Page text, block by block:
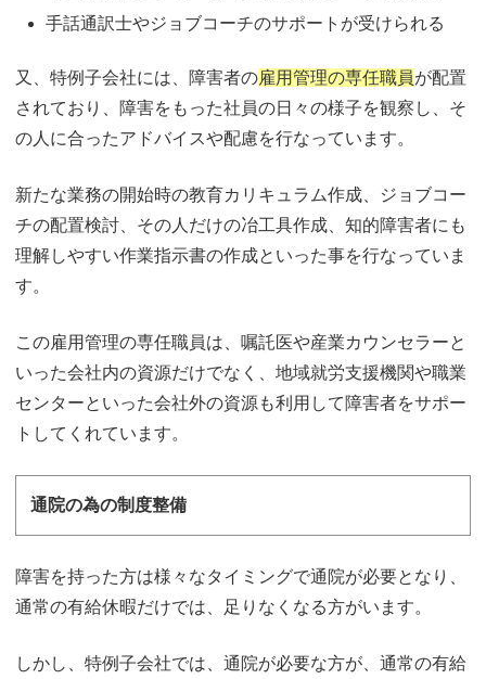
手話通訳士やジョブコーチのサポートが受けられる
又、特例子会社には、障害者の雇用管理の専任職員が配置
されており、障害をもった社員の日々の様子を観察し、そ
の人に合ったアドバイスや配慮を行なっています。
新たな業務の開始時の教育カリキュラム作成、ジョブコー
チの配置検討、その人だけの冶工具作成、知的障害者にも
理解しやすい作業指示書の作成といった事を行なっていま
す。
この雇用管理の専任職員は、嘱託医や産業カウンセラーと
いった会社内の資源だけでなく、地域就労支援機関や職業
センターといった会社外の資源も利用して障害者をサポー
トしてくれています。
通院の為の制度整備
障害を持った方は様々なタイミングで通院が必要となり、
通常の有給休暇だけでは、足りなくなる方がいます。
しかし、特例子会社では、通院が必要な方が、通常の有給